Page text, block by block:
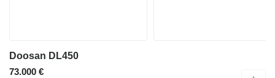
Doosan DL450
73.000 €